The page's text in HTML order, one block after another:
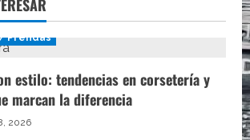
Prendas
estilo: tendencias en corsetería y
marcan la diferencia
2026